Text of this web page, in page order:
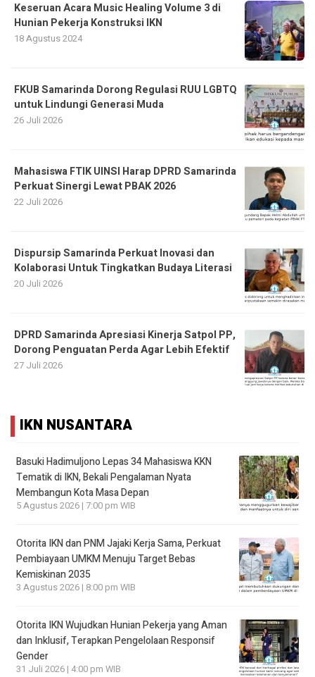
Keseruan Acara Music Healing Volume 3 di
Hunian Pekerja Konstruksi IKN
18 Agustus 2024
FKUB Samarinda Dorong Regulasi RUU LGBTQ
untuk Lindungi Generasi Muda
26 Juli 2026
Mahasiswa FTIK UINSI Harap DPRD Samarinda
Perkuat Sinergi Lewat PBAK 2026
22 Juli 2026
Dispursip Samarinda Perkuat Inovasi dan
Kolaborasi Untuk Tingkatkan Budaya Literasi
20 Juli 2026
DPRD Samarinda Apresiasi Kinerja Satpol PP,
Dorong Penguatan Perda Agar Lebih Efektif
27 Juli 2026
IKN NUSANTARA
Basuki Hadimuljono Lepas 34 Mahasiswa KKN
Tematik di IKN, Bekali Pengalaman Nyata
Membangun Kota Masa Depan
5 Agustus 2026 | 7:00 pm WIB
Otorita IKN dan PNM Jajaki Kerja Sama, Perkuat
Pembiayaan UMKM Menuju Target Bebas
Kemiskinan 2035
3 Agustus 2026 | 8:00 pm WIB
Otorita IKN Wujudkan Hunian Pekerja yang Aman
dan Inklusif, Terapkan Pengelolaan Responsif
Gender
31 Juli 2026 | 4:00 pm WIB